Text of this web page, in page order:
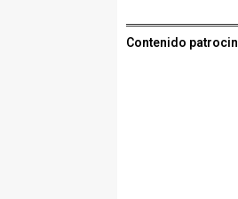
Contenido